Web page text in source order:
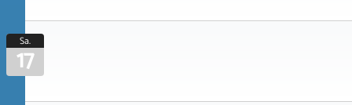
Sa.
17